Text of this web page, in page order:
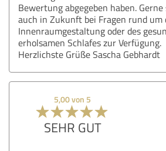
Bewertung abgegeben haben.
auch in Zukunft bei Fragen rund um
Innenraumgestaltung oder des
erholsamen Schlafes zur Verfügung.
Herzlichste Grüße Sascha Gebhardt
5,00 von 5
SEHR GUT